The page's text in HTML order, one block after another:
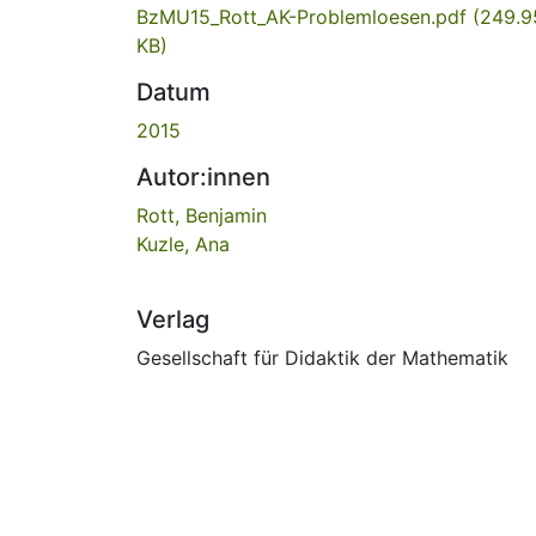
BzMU15_Rott_AK-Problemloesen.pdf
KB)
Datum
2015
Autor:innen
Rott, Benjamin
Kuzle, Ana
Verlag
Gesellschaft für Didaktik der Mathematik